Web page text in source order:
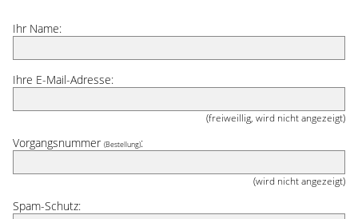
Ihr Name:
Ihre E-Mail-Adresse:
(freiweillig, wird nicht angezeigt)
Vorgangsnummer (Bestellung):
(wird nicht angezeigt)
Spam-Schutz: